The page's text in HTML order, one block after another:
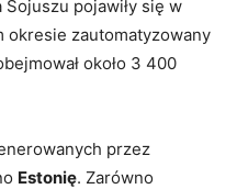
pojawiły się w
okresie zautomatyzowany
około 3 400
przez
Estonię. Zarówno